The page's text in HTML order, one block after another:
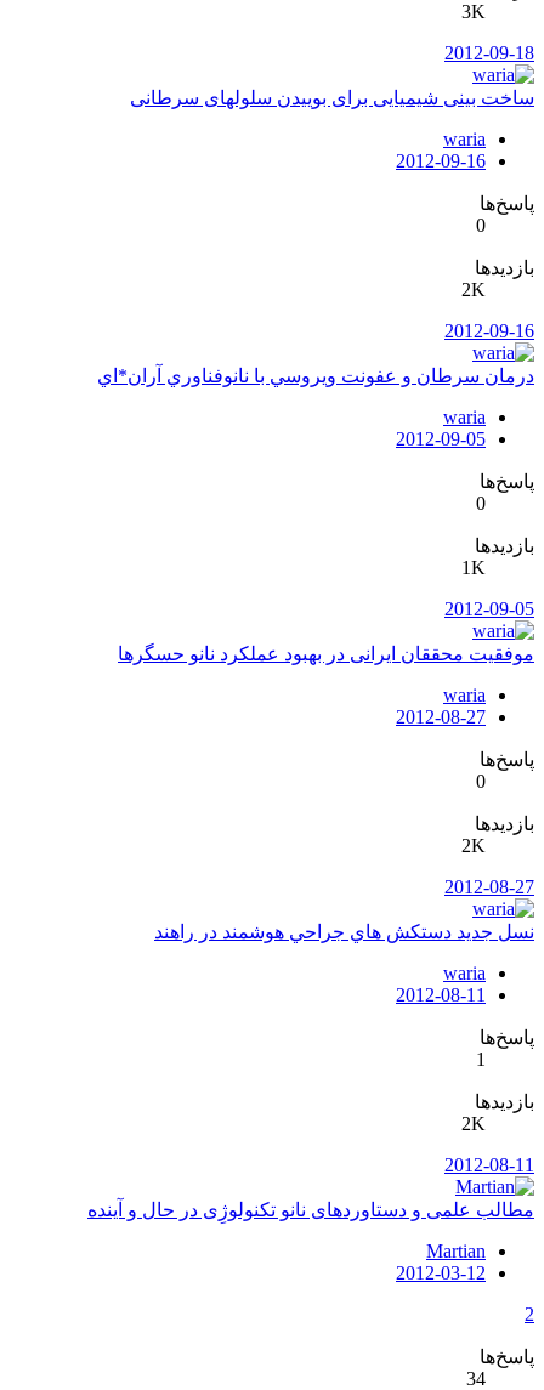
3K
2012-09-18
ساخت بينی شيميايی برای بوييدن سلولهای سرطانی
waria
2012-09-16
پاسخ‌ها
0
بازدیدها
2K
2012-09-16
درمان سرطان و عفونت ويروسي با نانوفناوري آران*اي
waria
2012-09-05
پاسخ‌ها
0
بازدیدها
1K
2012-09-05
موفقیت محققان ایرانی در بهبود عملکرد نانو حسگرها
waria
2012-08-27
پاسخ‌ها
0
بازدیدها
2K
2012-08-27
نسل جديد دستكش هاي جراحي هوشمند در راهند
waria
2012-08-11
پاسخ‌ها
1
بازدیدها
2K
2012-08-11
مطالب علمی و دستاوردهای نانو تکنولوژِی در حال و آینده
Martian
2012-03-12
2
پاسخ‌ها
34